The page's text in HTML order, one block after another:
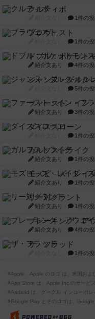
クルティボ
1件の
ブラヴェスト
1件の
ドブル：ポケット
紹介文あり 4件の投
ジャンヌ・ダルク-
5件の
ファースト・イン
紹介文あり 3件の投
ダイススローン
1件の
ガルフストライク
紹介文あり 1件の
モズビ－ズ・レイ
紹介文あり 1件の
リー対グラント
紹介文あり 1件の
ブレーキング・ア
紹介文あり 4件の投
ザ・フラッド
1件の
※Apple、Apple のロゴ は、米国およ
※App Store は、Apple Inc.のサービス
※Android は、グーグル インコーポレ
※Google Play とそのロゴは、Google